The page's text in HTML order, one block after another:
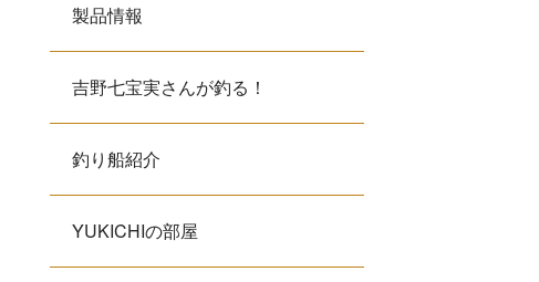
製品情報
吉野七宝実さんが釣る！
釣り船紹介
YUKICHIの部屋